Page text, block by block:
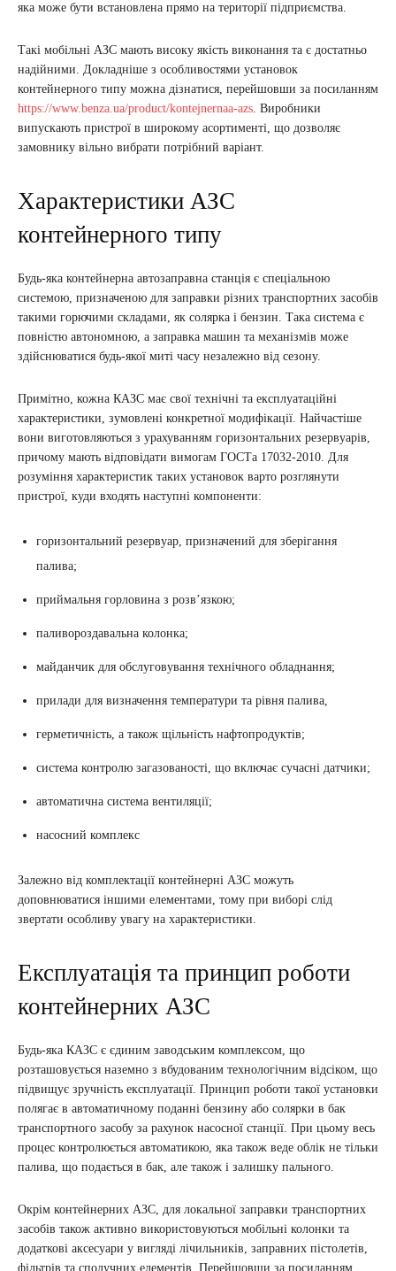
яка може бути встановлена ​​прямо на території підприємства.
Такі мобільні АЗС мають високу якість виконання та є достатньо
надійними. Докладніше з особливостями установок
контейнерного типу можна дізнатися, перейшовши за посиланням
https://www.benza.ua/product/kontejnernaa-azs. Виробники
випускають пристрої в широкому асортименті, що дозволяє
замовнику вільно вибрати потрібний варіант.
Характеристики АЗС
контейнерного типу
Будь-яка контейнерна автозаправна станція є спеціальною
системою, призначеною для заправки різних транспортних засобів
такими горючими складами, як солярка і бензин. Така система є
повністю автономною, а заправка машин та механізмів може
здійснюватися будь-якої миті часу незалежно від сезону.
Примітно, кожна КАЗС має свої технічні та експлуатаційні
характеристики, зумовлені конкретної модифікації. Найчастіше
вони виготовляються з урахуванням горизонтальних резервуарів,
причому мають відповідати вимогам ГОСТа 17032-2010. Для
розуміння характеристик таких установок варто розглянути
пристрої, куди входять наступні компоненти:
горизонтальний резервуар, призначений для зберігання
палива;
приймальня горловина з розв’язкою;
паливороздавальна колонка;
майданчик для обслуговування технічного обладнання;
прилади для визначення температури та рівня палива,
герметичність, а також щільність нафтопродуктів;
система контролю загазованості, що включає сучасні датчики;
автоматична система вентиляції;
насосний комплекс
Залежно від комплектації контейнерні АЗС можуть
доповнюватися іншими елементами, тому при виборі слід
звертати особливу увагу на характеристики.
Експлуатація та принцип роботи
контейнерних АЗС
Будь-яка КАЗС є єдиним заводським комплексом, що
розташовується наземно з вбудованим технологічним відсіком, що
підвищує зручність експлуатації. Принцип роботи такої установки
полягає в автоматичному поданні бензину або солярки в бак
транспортного засобу за рахунок насосної станції. При цьому весь
процес контролюється автоматикою, яка також веде облік не тільки
палива, що подається в бак, але також і залишку пального.
Окрім контейнерних АЗС, для локальної заправки транспортних
засобів також активно використовуються мобільні колонки та
додаткові аксесуари у вигляді лічильників, заправних пістолетів,
фільтрів та сполучних елементів. Перейшовши за посиланням